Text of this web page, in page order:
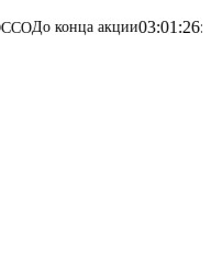
акции03:01:26:25 Перейти в